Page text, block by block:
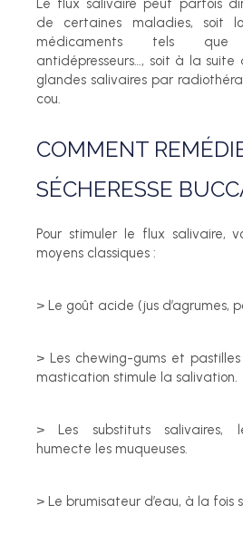
Le flux salivaire peut parfois
de certaines maladies, soit
médicaments tels que
antidépresseurs…, soit à la suite
glandes salivaires par
cou.
COMMENT
SÉCHERESSE
Pour stimuler le flux salivaire,
moyens classiques :
> Le goût acide (jus d’agrumes,
> Les chewing-gums et
mastication stimule la salivation.
> Les substituts
humecte les muqueuses.
> Le brumisateur d’eau, à la fois